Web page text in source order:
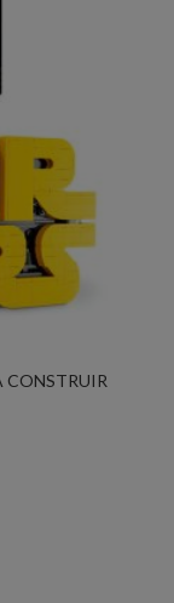
CONSTRUIR